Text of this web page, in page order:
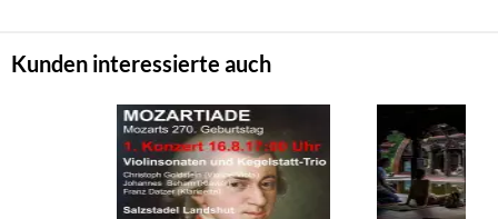
Kunden interessierte auch